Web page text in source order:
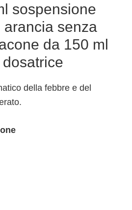
sospensione
arancia senza
da 150 ml
della febbre e del